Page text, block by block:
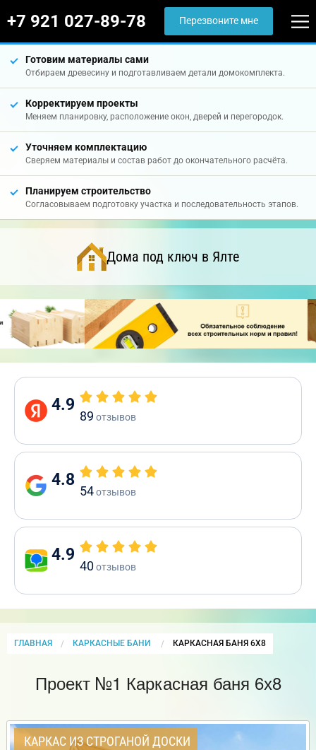
+7 921 027-89-78 Перезвоните мне
Готовим материалы сами
Отбираем древесину и подготавливаем детали домокомплекта.
Корректируем проекты
Меняем планировку, расположение окон, дверей и перегородок.
Уточняем комплектацию
Сверяем материалы и состав работ до окончательного расчёта.
Планируем строительство
Согласовываем подготовку участка и последовательность этапов.
Дома под ключ в Ялте
4.9
89 отзывов
4.8
54отзывов
4.9
40отзывов
ГЛАВНАЯ КАРКАСНЫЕ БАНИ CURRENT:
КАРКАСНАЯ БАНЯ 6Х8
Проект №1 Каркасная баня 6х8
КАРКАС ИЗ СТРОГАНОЙ ДОСКИ